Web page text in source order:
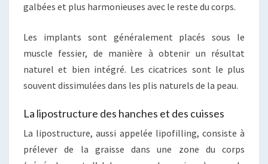
galbées et plus harmonieuses avec le reste du corps.
Les implants sont généralement placés sous le
muscle fessier, de manière à obtenir un résultat
naturel et bien intégré. Les cicatrices sont le plus
souvent dissimulées dans les plis naturels de la peau.
La lipostructure des hanches et des cuisses
La lipostructure, aussi appelée lipofilling, consiste à
prélever de la graisse dans une zone du corps